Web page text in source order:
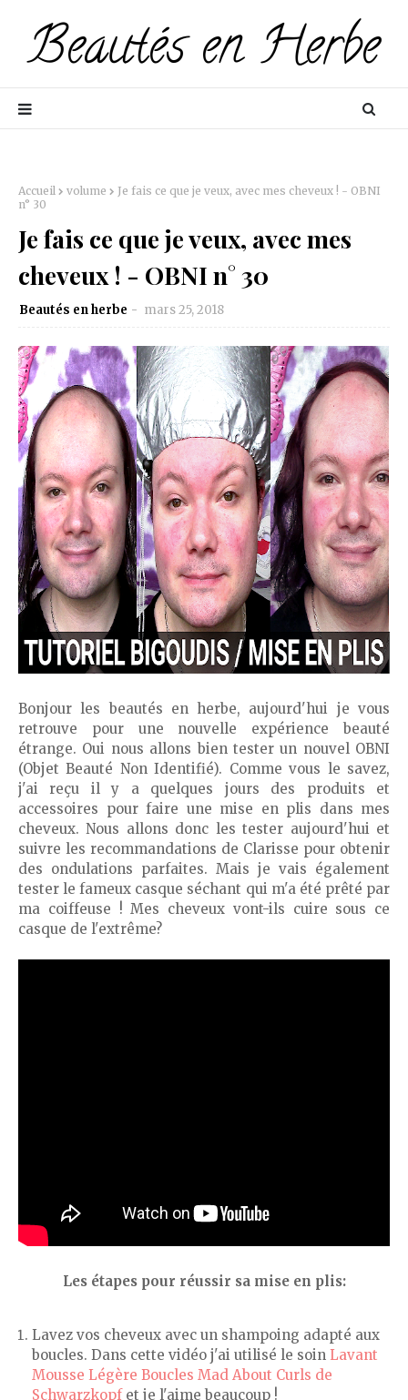
Accueil volume
Je fais ce que je veux, avec mes cheveux ! - OBNI
n° 30
Je fais ce que je veux, avec mes
cheveux ! - OBNI n° 30
Beautés en herbe mars 25, 2018
Bonjour les beautés en herbe, aujourd'hui je vous
retrouve pour une nouvelle expérience beauté
étrange. Oui nous allons bien tester un nouvel OBNI
(Objet Beauté Non Identifié). Comme vous le savez,
j'ai reçu il y a quelques jours des produits et
accessoires pour faire une mise en plis dans mes
cheveux. Nous allons donc les tester aujourd'hui et
suivre les recommandations de Clarisse pour obtenir
des ondulations parfaites. Mais je vais également
tester le fameux casque séchant qui m'a été prêté par
ma coiffeuse ! Mes cheveux vont-ils cuire sous ce
casque de l'extrême?
Les étapes pour réussir sa mise en plis:
Lavez vos cheveux avec un shampoing adapté aux
boucles. Dans cette vidéo j'ai utilisé le soin Lavant
Mousse Légère Boucles Mad About Curls de
Schwarzkopfet je l'aime beaucoup !